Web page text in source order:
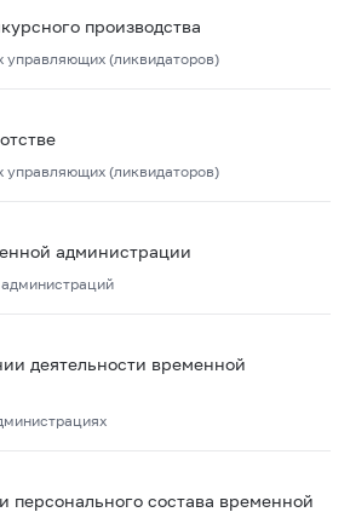
производства
управляющих (ликвидаторов)
управляющих (ликвидаторов)
администрации
деятельности временной
персонального состава временной